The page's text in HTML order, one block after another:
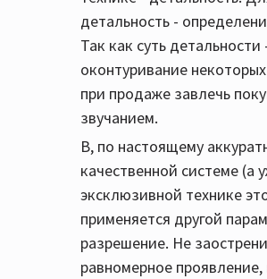
детальность -
Так как суть
оконтуривание
при продаже завлечь
звучанием.
В, по настоящему
качественной системе (а
эксклюзивной технике
применяется другой
разрешение. Не
равномерное проявление,